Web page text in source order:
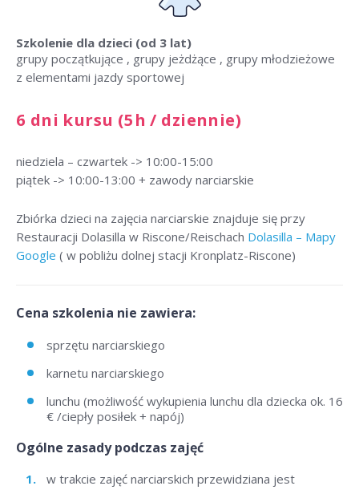
Szkolenie dla dzieci (od 3 lat)
grupy początkujące , grupy jeżdżące , grupy młodzieżowe
z elementami jazdy sportowej
6 dni kursu (5h / dziennie)
niedziela – czwartek -> 10:00-15:00
piątek -> 10:00-13:00 + zawody narciarskie
Zbiórka dzieci na zajęcia narciarskie znajduje się przy
Restauracji Dolasilla w Riscone/Reischach Dolasilla – Mapy
Google ( w pobliżu dolnej stacji Kronplatz-Riscone)
Cena szkolenia nie zawiera:
sprzętu narciarskiego
karnetu narciarskiego
lunchu (możliwość wykupienia lunchu dla dziecka ok. 16
€ /ciepły posiłek + napój)
Ogólne zasady podczas zajęć
w trakcie zajęć narciarskich przewidziana jest